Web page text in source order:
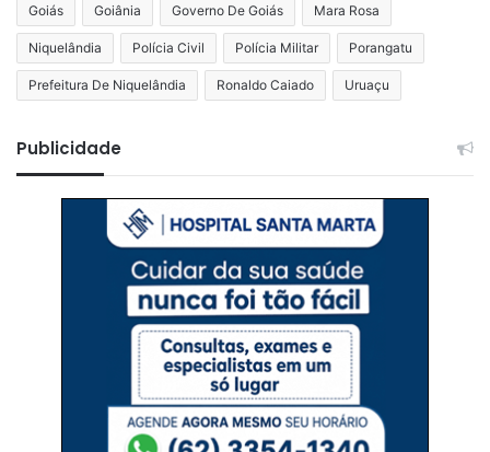
Goiás Goiânia Governo De Goiás Mara Rosa
Niquelândia Polícia Civil Polícia Militar Porangatu
Prefeitura De Niquelândia Ronaldo Caiado Uruaçu
Publicidade